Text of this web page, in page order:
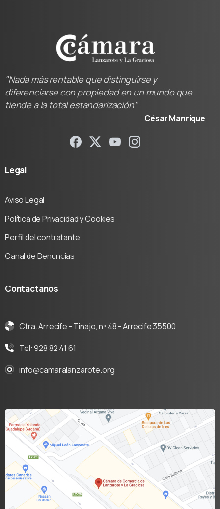
"Nada más rentable que distinguirse y
diferenciarse con propiedad en un mundo que
tiende a la total estandarización"
César Manrique
Legal
Aviso Legal
Política de Privacidad y Cookies
Perfil del contratante
Canal de Denuncias
Contáctanos
Ctra. Arrecife - Tinajo, nº 48 - Arrecife 35500
Tel: 928 82 41 61
info@camaralanzarote.org